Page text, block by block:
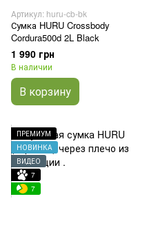
Артикул: huru-cb-bk
Сумка HURU Crossbody
Cordura500d 2L Black
1 990 грн
В наличии
В корзину
ПРЕМИУМ
НОВИНКА
ВИДЕО
7
7